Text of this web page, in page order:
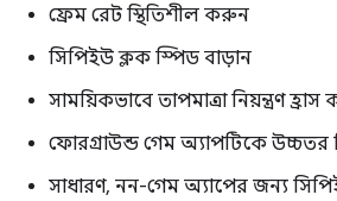
ফ্রেম রেট স্থিতিশীল করুন
সিপিইউ ক্লক স্পিড বাড়ান
সাময়িকভাবে তাপমাত্রা নিয়ন্ত্রণ
ফোরগ্রাউন্ড গেম অ্যাপটিকে উচ্চতর
সাধারণ, নন-গেম অ্যাপের জন্য